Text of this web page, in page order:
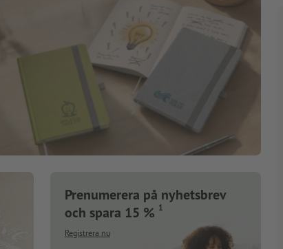
Prenumerera på nyhetsbrev
och spara 15 % 1
Registrera nu